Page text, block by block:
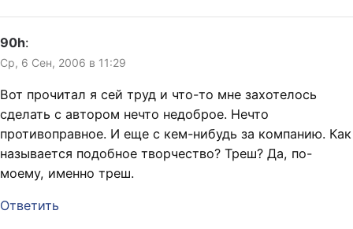
90h:
Ср, 6 Сен, 2006 в 11:29
Вот прочитал я сей труд и что-то мне захотелось
сделать с автором нечто недоброе. Нечто
противоправное. И еще с кем-нибудь за компанию. Как
называется подобное творчество? Треш? Да, по-
моему, именно треш.
Ответить